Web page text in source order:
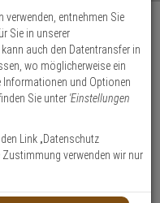
nach der Bestellung
verwenden, entnehmen Sie
Sie in unserer
auch den Datentransfer in
wo möglicherweise ein
Informationen und Optionen
Sie unter 'Einstellungen
Link „Datenschutz
Zustimmung verwenden wir nur